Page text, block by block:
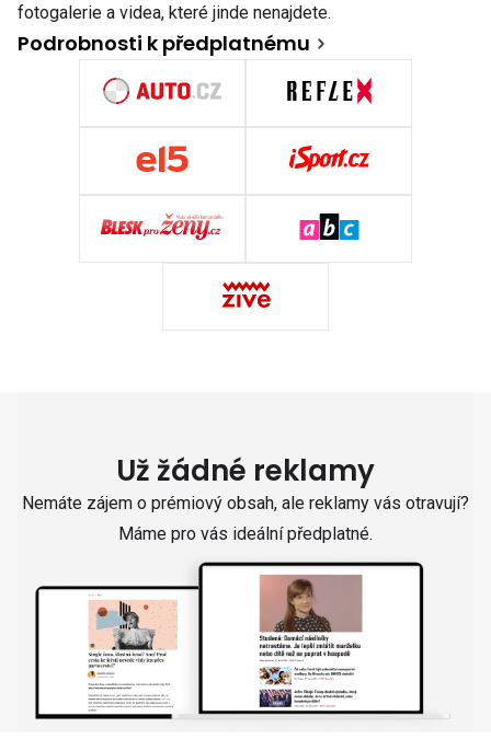
fotogalerie a videa, které jinde nenajdete.
Podrobnosti k předplatnému
Už žádné reklamy
Nemáte zájem o prémiový obsah, ale reklamy vás otravují?
Máme pro vás ideální předplatné.